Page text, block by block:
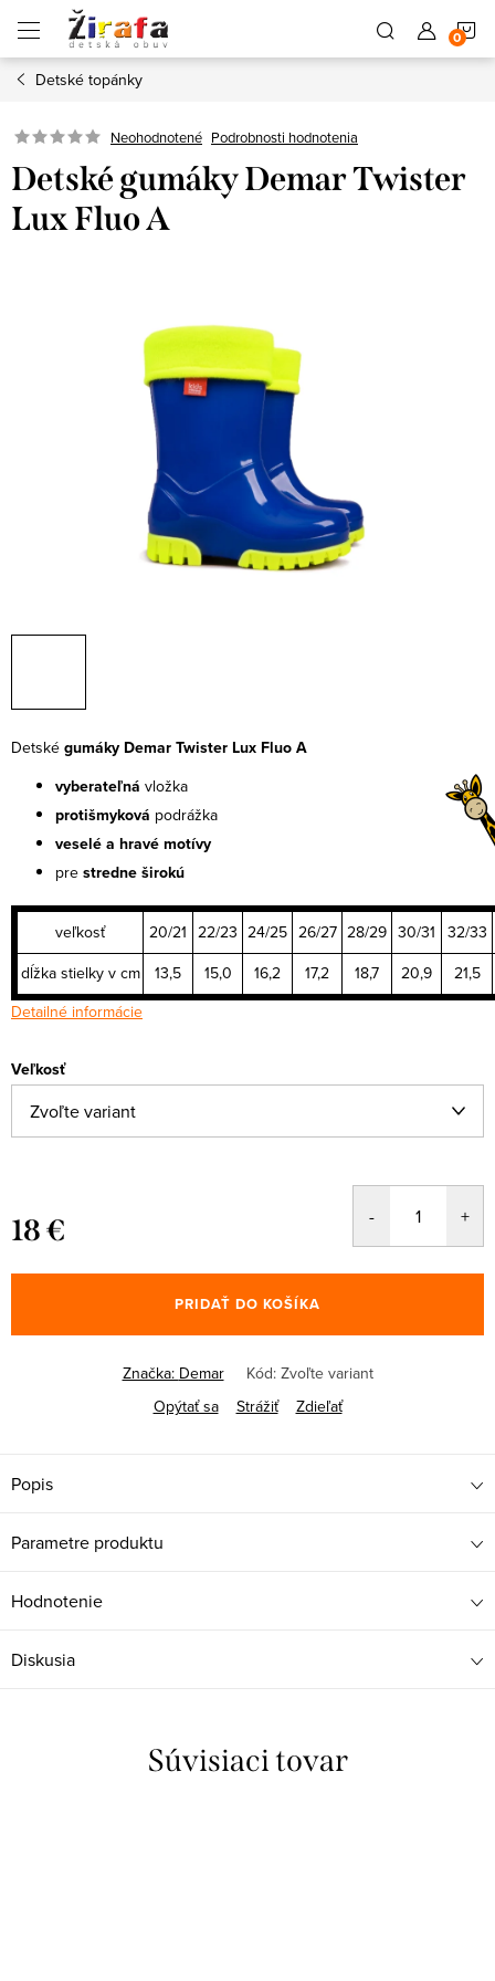
obsah
Detské topánky
Neohodnotené Podrobnosti hodnotenia
Detské gumáky Demar Twister
Lux Fluo A
Detské gumáky Demar Twister Lux Fluo A
vyberateľná vložka
protišmyková podrážka
veselé a hravé motívy
pre stredne širokú
veľkosť 20/21 22/23 24/25 26/27 28/29 30/31 32/33
dĺžka stielky v cm
13,5 15,0 16,2 17,2 18,7 20,9
21,5
Detailné informácie
Veľkosť
18 €
cena:
PRIDAŤ DO KOŠÍKA
Značka: Demar Kód: Zvoľte variant
Opýtať sa
Strážiť Zdieľať
Popis
Parametre produktu
Hodnotenie
Diskusia
Súvisiaci tovar